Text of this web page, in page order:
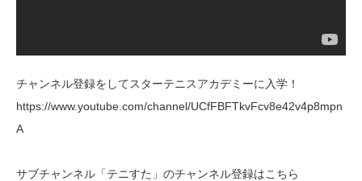
チャンネル登録をしてスターテニスアカデミーに入学！
https://www.youtube.com/channel/UCfFBFTkvFcv8e42v4p8mpn
A
サブチャンネル「テニすた」のチャンネル登録はこちら